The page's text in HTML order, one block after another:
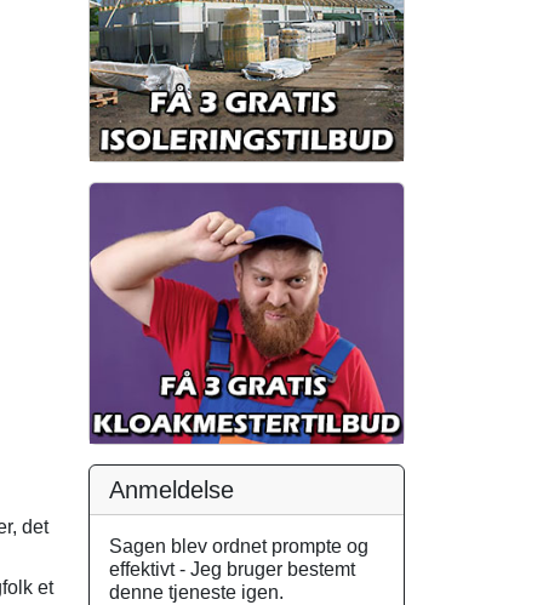
det
et
Anmeldelse
Sagen blev ordnet prompte og
effektivt - Jeg bruger bestemt
denne tjeneste igen.